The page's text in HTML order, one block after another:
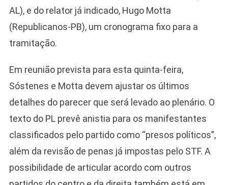
AL), e do relator já indicado, Hugo Motta
(Republicanos-PB), um cronograma fixo para a
tramitação.
Em reunião prevista para esta quinta-feira,
Sóstenes e Motta devem ajustar os últimos
detalhes do parecer que será levado ao plenário. O
texto do PL prevê anistia para os manifestantes
classificados pelo partido como “presos políticos”,
além da revisão de penas já impostas pelo STF. A
possibilidade de articular acordo com outros